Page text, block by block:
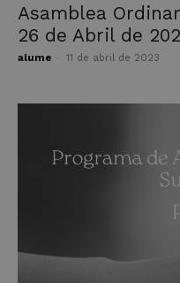
Asamblea
26 de Abril de
alume 11 de abril de 2023